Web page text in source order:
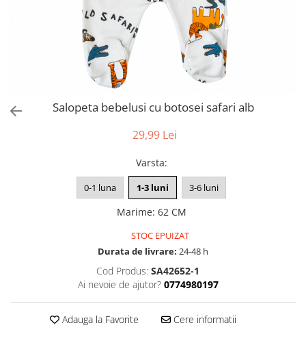
Salopeta bebelusi cu botosei safari alb
29,99 Lei
Varsta:
0-1 luna 1-3 luni 3-6 luni
Marime: 62 CM
STOC EPUIZAT
Durata de livrare: 24-48 h
Cod Produs: SA42652-1
Ai nevoie de ajutor? 0774980197
Adauga la Favorite Cere informatii